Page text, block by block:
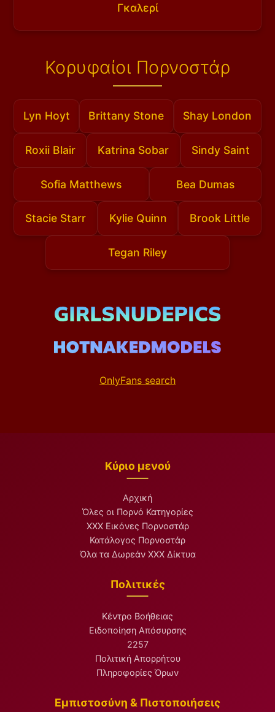
Γκαλερί
Κορυφαίοι Πορνοστάρ
Lyn Hoyt Brittany Stone Shay London
Roxii Blair Katrina Sobar Sindy Saint
Sofia Matthews Bea Dumas
Stacie Starr Kylie Quinn Brook Little
Tegan Riley
OnlyFans search
Κύριο μενού
Αρχική
Όλες οι Πορνό Κατηγορίες
XXX Εικόνες Πορνοστάρ
Κατάλογος Πορνοστάρ
Όλα τα Δωρεάν XXX Δίκτυα
Πολιτικές
Κέντρο Βοήθειας
Ειδοποίηση Απόσυρσης
2257
Πολιτική Απορρήτου
Πληροφορίες Όρων
Εμπιστοσύνη & Πιστοποιήσεις